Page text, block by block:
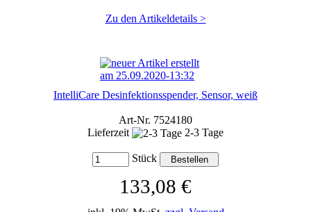
Zu den Artikeldetails >
IntelliCare Desinfektionsspender, Sensor, weiß
Art-Nr. 7524180
Lieferzeit
2-3 Tage
Stück
133,08 €